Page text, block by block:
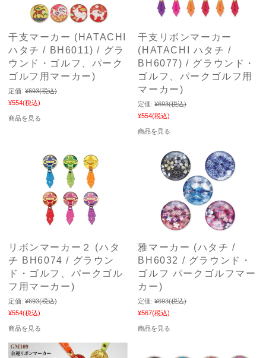
干支マーカー (HATACHI
ハタチ / BH6011) / グラ
ウンド・ゴルフ、パーク
ゴルフ用マーカー)
定価: ¥693(税込)
¥554(税込)
商品を見る
干支リボンマーカー
(HATACHI ハタチ /
BH6077) / グラウンド・
ゴルフ、パークゴルフ用
マーカー)
定価: ¥693(税込)
¥554(税込)
商品を見る
リボンマーカー２ (ハタ
チ BH6074 / グラウン
ド・ゴルフ、パークゴル
フ用マーカー)
定価: ¥693(税込)
¥554(税込)
商品を見る
雅マーカー (ハタチ /
BH6032 / グラウンド・
ゴルフ パークゴルフマー
カー)
定価: ¥693(税込)
¥567(税込)
商品を見る